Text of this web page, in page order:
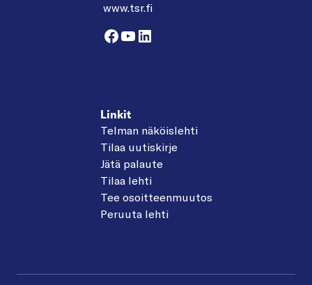
www.tsr.fi
Facebook
YouTube
LinkedIn
Linkit
Telman näköislehti
Tilaa uutiskirje
Jätä palaute
Tilaa lehti
Tee osoitteenmuutos
Peruuta lehti